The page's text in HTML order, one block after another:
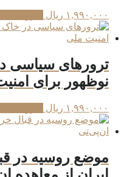
۱,۹۹۰,۰۰۰ ریال
ترورهای سیاسی
نوظهور برای
۱,۹۹۰,۰۰۰ ریال
موضع روسیه در